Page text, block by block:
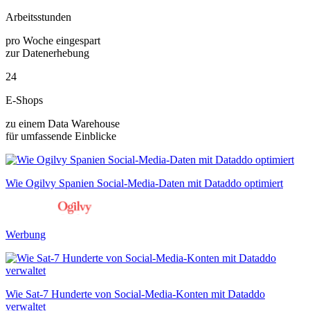
Arbeitsstunden
pro Woche eingespart
zur Datenerhebung
24
E-Shops
zu einem Data Warehouse
für umfassende Einblicke
Wie Ogilvy Spanien Social-Media-Daten mit Dataddo optimiert
Werbung
Wie Sat-7 Hunderte von Social-Media-Konten mit Dataddo
verwaltet